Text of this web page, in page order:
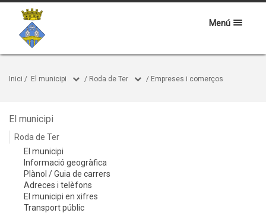
Menú
Inici / El municipi / Roda de Ter / Empreses i comerços
El municipi
Roda de Ter
El municipi
Informació geogràfica
Plànol / Guia de carrers
Adreces i telèfons
El municipi en xifres
Transport públic